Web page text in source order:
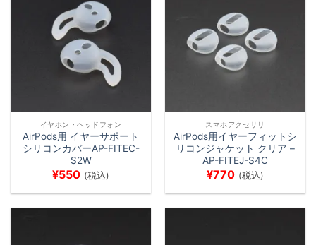
イヤホン・ヘッドフォン
AirPods用 イヤーサポート
シリコンカバーAP-FITEC-
S2W
¥550 (税込)
スマホアクセサリ
AirPods用イヤーフィットシ
リコンジャケット クリア –
AP-FITEJ-S4C
¥770 (税込)